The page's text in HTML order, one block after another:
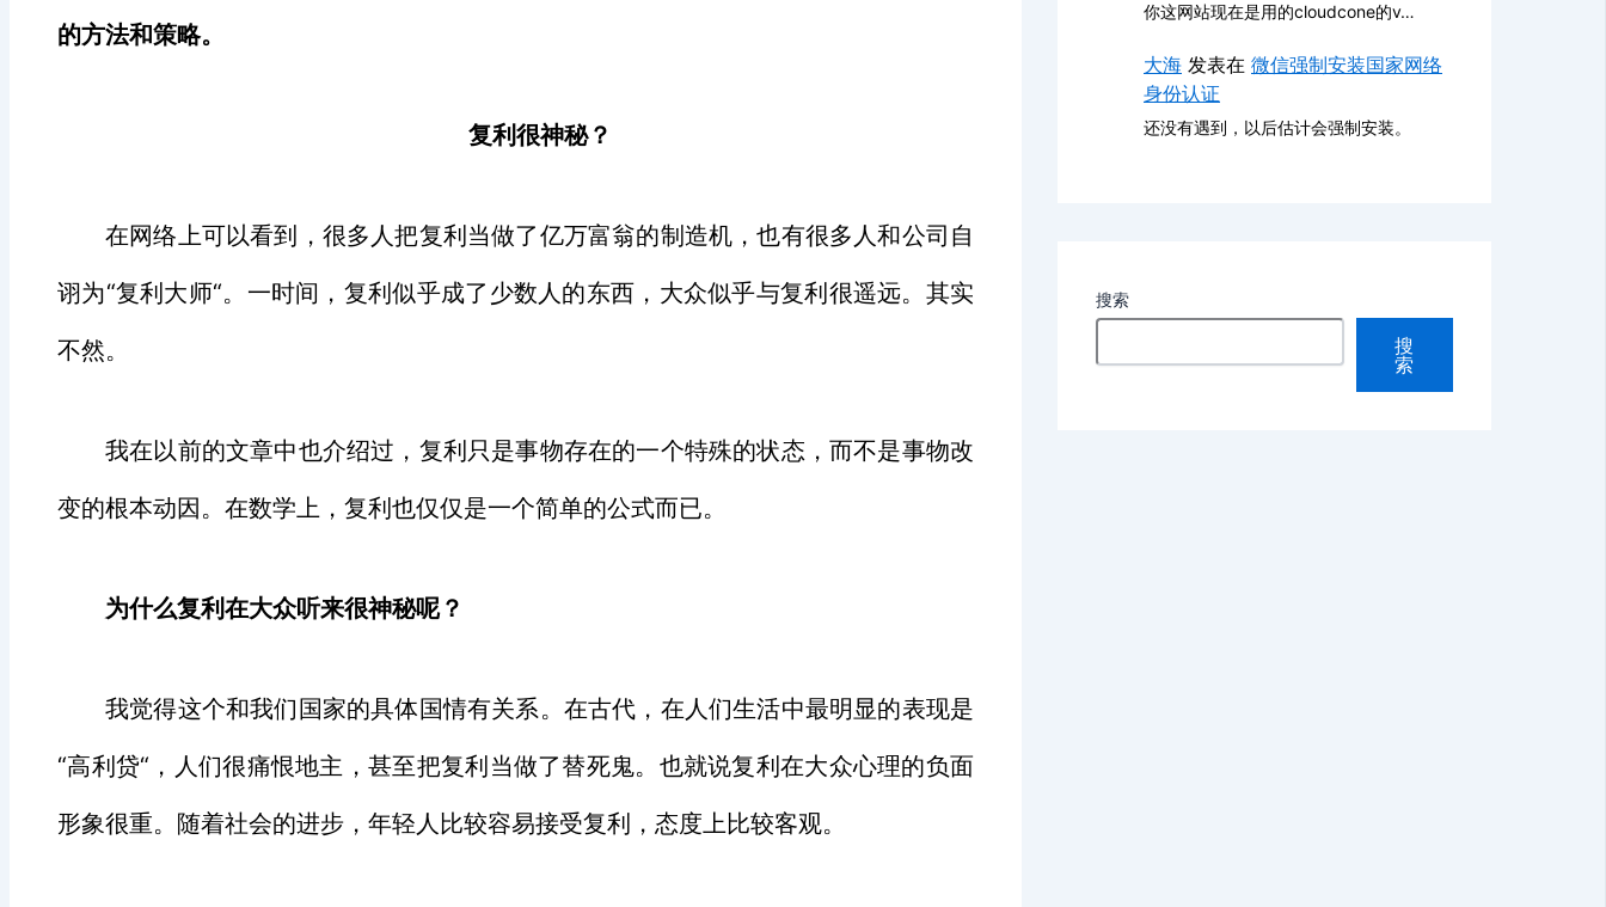
的方法和策略。
复利很神秘？
在网络上可以看到，很多人把复利当做了亿万富翁的制造机，也有很多人和公司自
诩为“复利大师“。一时间，复利似乎成了少数人的东西，大众似乎与复利很遥远。其实
不然。
我在以前的文章中也介绍过，复利只是事物存在的一个特殊的状态，而不是事物改
变的根本动因。在数学上，复利也仅仅是一个简单的公式而已。
为什么复利在大众听来很神秘呢？
我觉得这个和我们国家的具体国情有关系。在古代，在人们生活中最明显的表现是
“高利贷“，人们很痛恨地主，甚至把复利当做了替死鬼。也就说复利在大众心理的负面
形象很重。随着社会的进步，年轻人比较容易接受复利，态度上比较客观。
你这网站现在是用的cloudcone的v…
大海 发表在 微信强制安装国家网络
身份认证
还没有遇到，以后估计会强制安装。
搜索
搜
索